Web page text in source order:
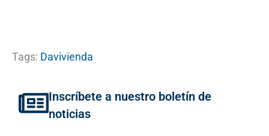
Tags: Davivienda
Inscríbete a nuestro boletín de
noticias